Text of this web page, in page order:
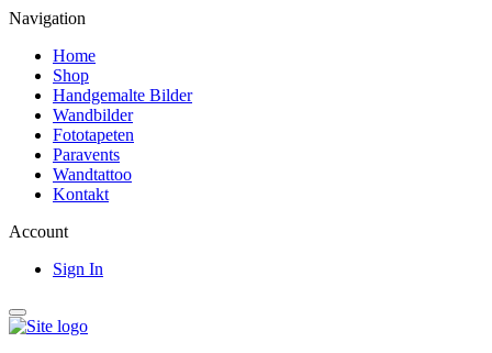
Navigation
Home
Shop
Handgemalte Bilder
Wandbilder
Fototapeten
Paravents
Wandtattoo
Kontakt
Account
Sign In